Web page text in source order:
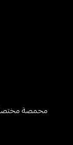
محمصة مختصة